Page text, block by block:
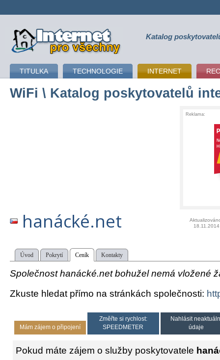
připojení k internetu Katalog
TITULKA TECHNOLOGIE INTERNET
WiFi \ Katalog poskytovatelů
Reklama:
hanácké.net
18.11.2014
Úvod Pokrytí Ceník Kontakty
Společnost hanácké.net bohužel nemá vložené
Zkuste hledat přímo na stránkách společnosti:
Mám zájem o připojení
Změřte si rychlost:
SPEEDMETER
Nahlásit
údaje
Pokud máte zájem o služby poskytovatele